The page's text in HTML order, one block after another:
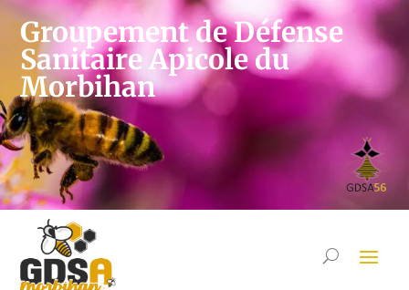
Groupement de Défense
Sanitaire Apicole du
Morbihan